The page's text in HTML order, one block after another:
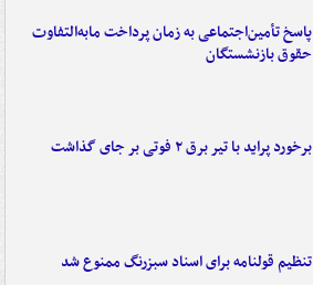
پاسخ تأمین‌اجتماعی به زمان پرداخت مابه‌التفاوت
حقوق بازنشستگان
برخورد پراید با تیر برق ۲ فوتی بر جای گذاشت
تنظیم قولنامه برای اسناد سبزرنگ ممنوع شد